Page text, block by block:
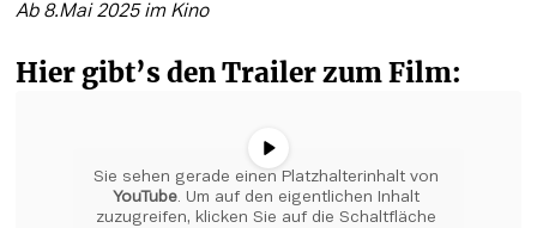
Ab 8.Mai 2025 im Kino
Hier gibt’s den Trailer zum Film:
YouTube. Um auf den eigentlichen Inhalt
zuzugreifen, klicken Sie auf die Schaltfläche